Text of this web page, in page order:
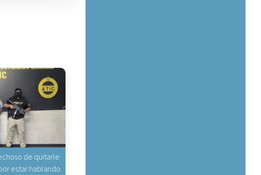
de quitarle
estar hablando